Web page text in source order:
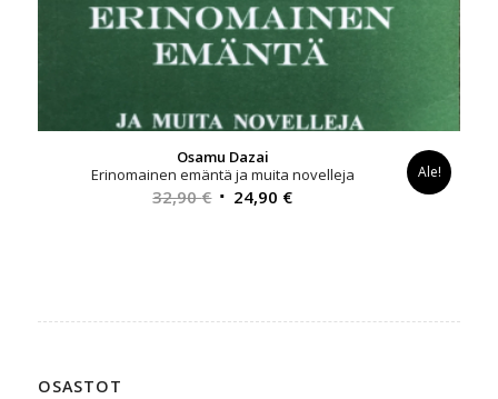
Osamu Dazai
Erinomainen emäntä ja muita novelleja
32,90€ Alkuperäinen
24,90 €Nykyinen
Ale!
OSASTOT